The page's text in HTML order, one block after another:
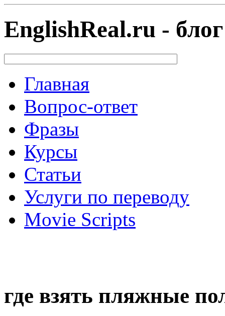
EnglishReal.ru -
Главная
Вопрос-ответ
Фразы
Курсы
Статьи
Услуги по переводу
Movie Scripts
где взять пляжные